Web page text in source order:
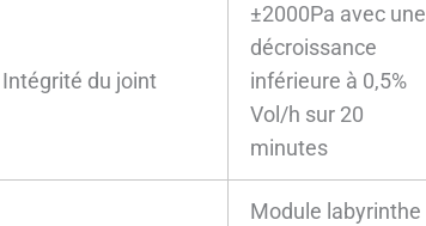
Intégrité du joint
±2000Pa avec une
décroissance
inférieure à 0,5%
Vol/h sur 20
minutes
Module labyrinthe